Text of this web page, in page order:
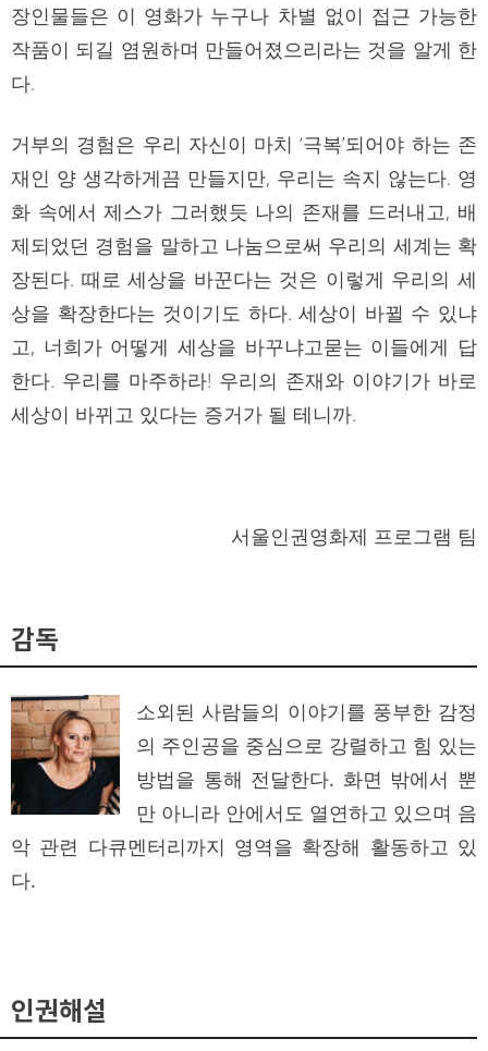
장인물들은 이 영화가 누구나 차별 없이 접근 가능한
작품이 되길 염원하며 만들어졌으리라는 것을 알게 한
다.
거부의 경험은 우리 자신이 마치 ‘극복’되어야 하는 존
재인 양 생각하게끔 만들지만, 우리는 속지 않는다. 영
화 속에서 제스가 그러했듯 나의 존재를 드러내고, 배
제되었던 경험을 말하고 나눔으로써 우리의 세계는 확
장된다. 때로 세상을 바꾼다는 것은 이렇게 우리의 세
상을 확장한다는 것이기도 하다. 세상이 바뀔 수 있냐
고, 너희가 어떻게 세상을 바꾸냐고묻는 이들에게 답
한다. 우리를 마주하라! 우리의 존재와 이야기가 바로
세상이 바뀌고 있다는 증거가 될 테니까.
서울인권영화제 프로그램 팀
감독
소외된 사람들의 이야기를 풍부한 감정
의 주인공을 중심으로 강렬하고 힘 있는
방법을 통해 전달한다. 화면 밖에서 뿐
만 아니라 안에서도 열연하고 있으며 음
악 관련 다큐멘터리까지 영역을 확장해 활동하고 있
다.
인권해설